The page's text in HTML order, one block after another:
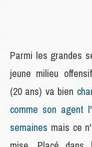
Parmi les grandes
jeune milieu
(20 ans) va bien
comme son agent
semaines mais ce